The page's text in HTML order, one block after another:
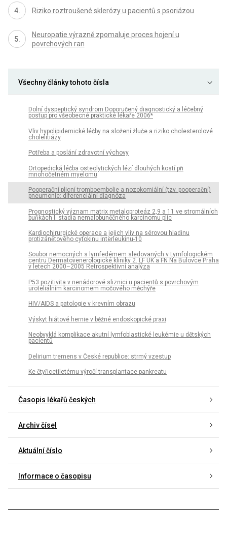
Riziko roztroušené sklerózy u pacientů s psoriázou
Neuropatie výrazně zpomaluje proces hojení u
povrchových ran
Všechny články tohoto čísla
Dolní dyspeptický syndrom Doporučený diagnostický a léčebný
postup pro všeobecné praktické lékaře 2006*
Vliv hypolipidemické léčby na složení žluče a riziko cholesterolové
cholelitiázy
Potřeba a poslání zdravotní výchovy
Ortopedická léčba osteolytických lézí dlouhých kostí při
mnohočetném myelomu
Pooperační plicní tromboembolie a nozokomiální (tzv. pooperační)
pneumonie: diferenciální diagnóza
Prognostický význam matrix metaloproteáz 2,9 a 11 ve stromálních
buňkách I. stadia nemalobuněčného karcinomu plic
Kardiochirurgické operace a jejich vliv na sérovou hladinu
protizánětového cytokinu interleukinu-10
Soubor nemocných s lymfedémem sledovaných v Lymfologickém
centru Dermatovenerologické kliniky 2. LF UK a FN Na Bulovce Praha
v letech 2000–2005 Retrospektivní analýza
P53 pozitivita v nenádorové sliznici u pacientů s povrchovým
uroteliálním karcinomem močového měchýře
HIV/AIDS a patologie v krevním obrazu
Výskyt hiátové hernie v běžné endoskopické praxi
Neobvyklá komplikace akutní lymfoblastické leukémie u dětských
pacientů
Delirium tremens v České republice: strmý vzestup
Ke čtyřicetiletému výročí transplantace pankreatu
Časopis lékařů českých
Archiv čísel
Aktuální číslo
Informace o časopisu